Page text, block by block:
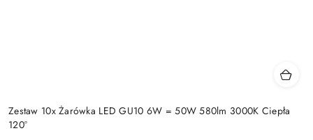
Zestaw 10x Żarówka LED GU10 6W = 50W 580lm 3000K Ciepła
120°